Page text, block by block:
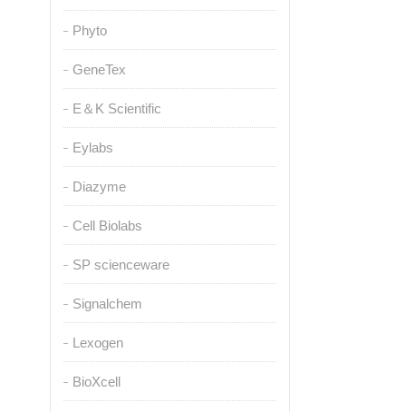
Phyto
GeneTex
E＆K Scientific
Eylabs
Diazyme
Cell Biolabs
SP scienceware
Signalchem
Lexogen
BioXcell